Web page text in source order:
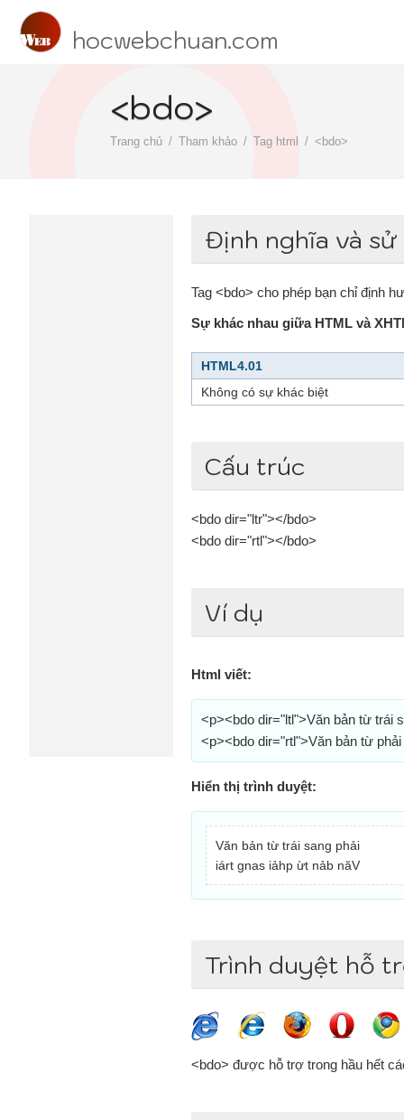
hocwebchuan.com
<bdo>
Trang chủ Tham khảo Tag html <bdo>
Định nghĩa và sử
Tag <bdo> cho phép bạn chỉ định
Sự khác nhau giữa HTML và
HTML4.01
Không có sự khác biệt
Cấu trúc
<bdo dir="ltr"></bdo>
<bdo dir="rtl"></bdo>
Ví dụ
Html viết:
<p><bdo dir="ltl">Văn bản từ trái
<p><bdo dir="rtl">Văn bản từ
Hiển thị trình duyệt:
Văn bản từ trái sang phải
Văn bản từ phải sang trái
Trình duyệt hỗ
<bdo> được hỗ trợ trong hầu hết